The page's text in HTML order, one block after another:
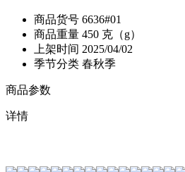
商品货号 6636#01
商品重量 450 克（g）
上架时间 2025/04/02
季节分类 春秋季
商品参数
详情